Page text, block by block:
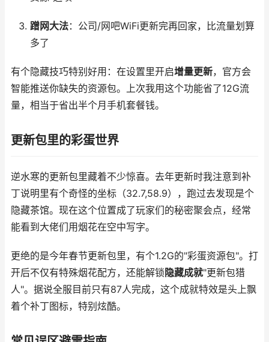
蹭网大法：公司/网吧WiFi更新完再回家，比流量划算
多了
有个隐藏技巧特别好用：在设置里开启增量更新，官方会
智能推送你缺失的资源包。上次我用这个功能省了12G流
量，相当于省出半个月手机套餐钱。
更新包里的彩蛋世界
逆水寒的更新包里藏着不少惊喜。去年更新时我注意到补
丁说明里有个奇怪的坐标（32.7,58.9），跑过去发现是个
隐藏茶馆。现在这个位置成了玩家们的秘密聚会点，经常
能看到大佬们用烟花在空中写字。
更绝的是今年春节更新包里，有个1.2G的"彩蛋资源包"。打
开后不仅有特殊烟花配方，还能解锁 隐藏成就"更新包猎
人"。据说全服目前只有87人完成，这个成就特效是头上飘
着个补丁图标，特别炫酷。